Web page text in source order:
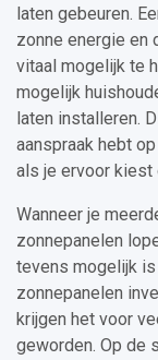
laten gebeuren.
zonne energie en
vitaal mogelijk te
mogelijk
laten installeren.
aanspraak hebt
als je ervoor kiest
Wanneer je
zonnepanelen
tevens mogelijk is
zonnepanelen
krijgen het voor
geworden. Op de